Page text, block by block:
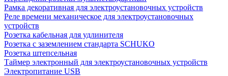
Рамка декоративная для электроустановочных устройств
Реле времени механическое для электроустановочных
устройств
Розетка кабельная для удлинителя
Розетка с заземлением стандарта SCHUKO
Розетка штепсельная
Таймер электронный для электроустановочных устройств
Электропитание USB